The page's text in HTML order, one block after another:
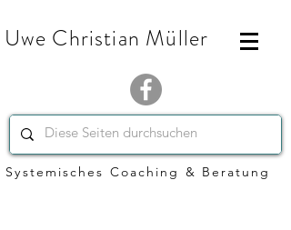
Uwe Christian Müller
Systemisches Coaching & Beratung